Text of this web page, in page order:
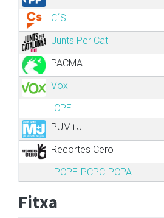
C´S
Junts Per Cat
PACMA
Vox
-CPE
PUM+J
Recortes Cero
-PCPE-PCPC-PCPA
Fitxa